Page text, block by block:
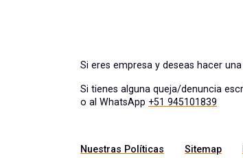
Si eres empresa y deseas hacer
Si tienes alguna queja/denuncia
o al WhatsApp +51 945101839
Nuestras Políticas Sitemap